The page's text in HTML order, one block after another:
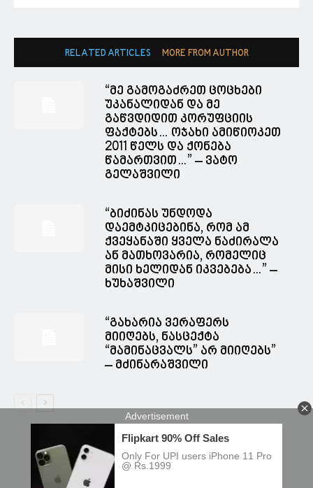
RELATED ARTICLES MORE FROM AUTHOR
“მე გამოგაძრეთ ცოცხები
უკანალიდან და მე
გაწვდიდით კორუფციის
ფაქტებს… ოჯახი ამიწიოკეთ
2011 წელს და ქონება
წამართვით…” – ვატო
გელაშვილი
“ბიძინას უნდოდა
დაემტკიცებინა, რომ ამ
ქვეყანაში ყველა ნაძირალა
ან მათხოვარია, რომელიც
მისი ხელიდან იკვებება…” –
ხუხაშვილი
“გახარია ვერაფერს
მიიღებს, ნასცექტა
“მამინაცვალს” არ მიიღებს”
– მძინარაშვილი
© Spacesnews • სფეისნიუსი